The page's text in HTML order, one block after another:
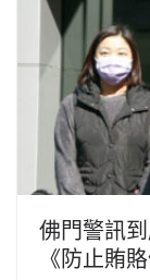
佛門警訊
《防止賄